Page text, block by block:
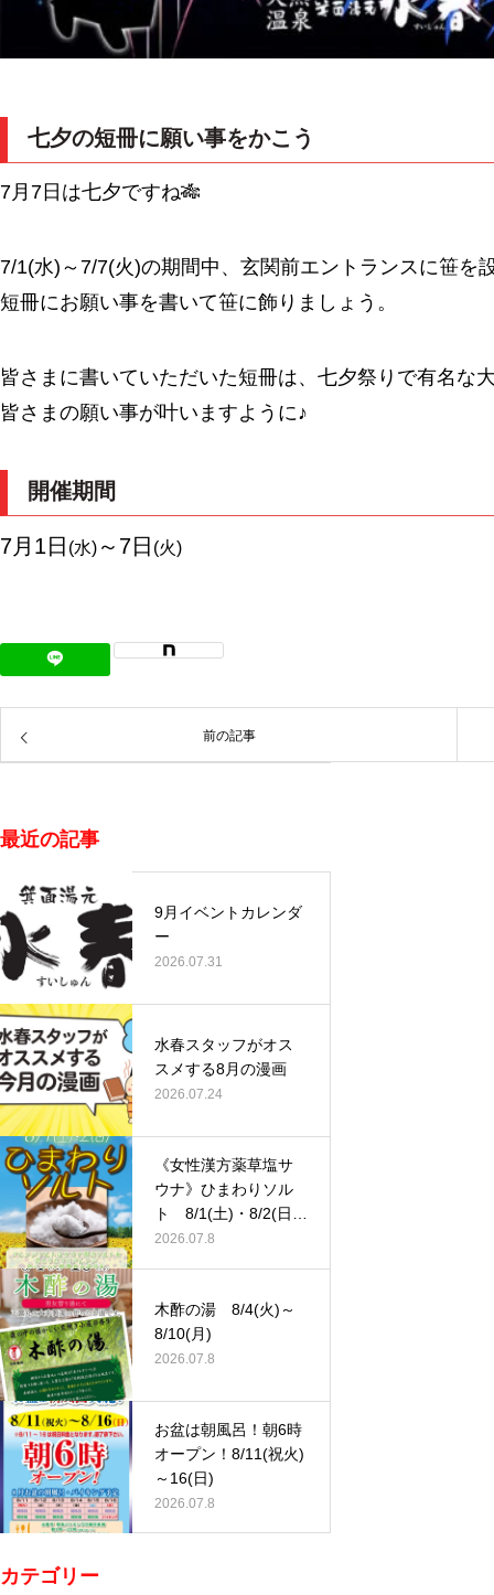
七夕の短冊に願い事をかこう
7月7日は七夕ですね🎋
7/1(水)～7/7(火)の期間中、玄関前エントランスに笹を
短冊にお願い事を書いて笹に飾りましょう。
皆さまに書いていただいた短冊は、七夕祭りで有名な
皆さまの願い事が叶いますように♪
開催期間
7月1日 (水) ～7日 (火)
前の記事
最近の記事
9月イベントカレンダ
ー
2026.07.31
水春スタッフがオス
スメする8月の漫画
2026.07.24
《女性漢方薬草塩サ
ウナ》ひまわりソル
ト 8/1(土)・8/2(日)
…
2026.07.8
木酢の湯 8/4(火)～
8/10(月)
2026.07.8
お盆は朝風呂！朝6時
オープン！8/11(祝火)
～16(日)
2026.07.8
カテゴリー